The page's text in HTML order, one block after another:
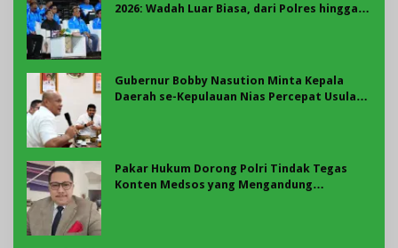
2026: Wadah Luar Biasa, dari Polres hingga
Gubernur Bobby Nasution Minta Kepala
Daerah se-Kepulauan Nias Percepat Usulan
Pakar Hukum Dorong Polri Tindak Tegas
Konten Medsos yang Mengandung